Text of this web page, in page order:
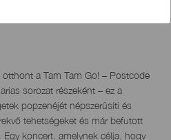
a Tam Tam Go! – Postcode
sorozat részeként – ez a
popzenéjét népszerűsíti és
tehetségeket és már befutott
Egy koncert, amelynek célja, hogy